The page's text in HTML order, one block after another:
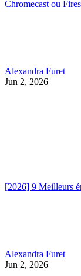
Chromecast ou
Alexandra Furet
Jun 2, 2026
[2026] 9 Meilleurs
Alexandra Furet
Jun 2, 2026